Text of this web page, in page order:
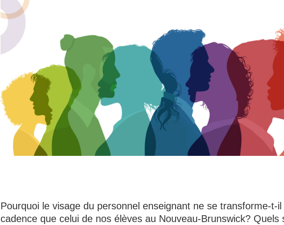
Pourquoi le visage du personnel enseignant ne se transforme-t-
cadence que celui de nos élèves au Nouveau-Brunswick? Quels